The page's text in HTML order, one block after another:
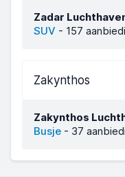
Zadar
SUV - 157
Zakynthos
Zakynthos
Busje - 37